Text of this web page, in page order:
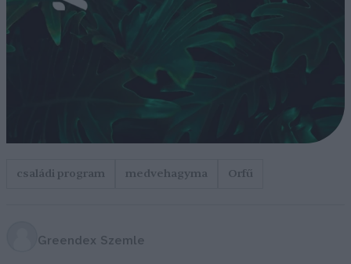
családi program medvehagyma Orfű
Greendex Szemle